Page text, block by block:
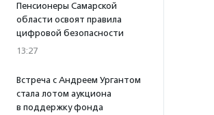
Пенсионеры Самарской
области освоят правила
цифровой безопасности
13:27
Встреча с Андреем Ургантом
стала лотом аукциона
в поддержку фонда